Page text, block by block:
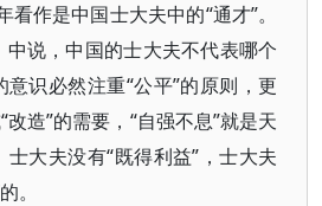
作是中国士大夫中的“通才”。
说，中国的士大夫不代表哪个
识必然注重“公平”的原则，更
改造”的需要，“自强不息”就是天
大夫没有“既得利益”，士大夫
。